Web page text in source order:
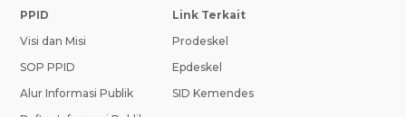
PPID
Visi dan Misi
SOP PPID
Alur Informasi Publik
Link Terkait
Prodeskel
Epdeskel
SID Kemendes